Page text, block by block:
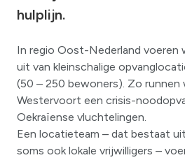
hulplijn.
In regio Oost-Nederland voeren
uit van kleinschalige
(50 – 250 bewoners). Zo runnen
Westervoort een crisis-
Oekraïense vluchtelingen.
Een locatieteam – dat bestaat
soms ook lokale vrijwilligers –